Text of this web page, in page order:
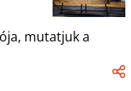
mutatjuk a